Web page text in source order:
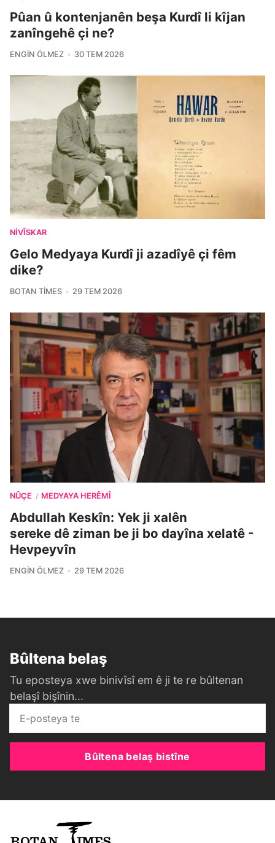
Pûan û kontenjanên beşa Kurdî li kîjan
zanîngehê çi ne?
ENGIN ÖLMEZ 30 TEM 2026
NIVÎSKAR
Gelo Medyaya Kurdî ji azadîyê çi fêm
dike?
BOTAN TIMES 29 TEM 2026
NÛÇE / MEDYAYA HERÊMÎ
Abdullah Keskîn: Yek ji xalên
sereke dê ziman be ji bo dayîna xelatê -
Hevpeyvîn
ENGIN ÖLMEZ 29 TEM 2026
Bûltena belaş
Tu eposteya xwe binivîsî em ê ji te re bûltenan
belaşî bişînin...
Bûltena belaş bistîne